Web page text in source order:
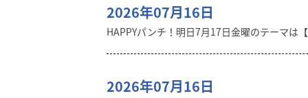
2026年07月16日
HAPPYパンチ！明日7月17日金曜のテーマは【
2026年07月16日